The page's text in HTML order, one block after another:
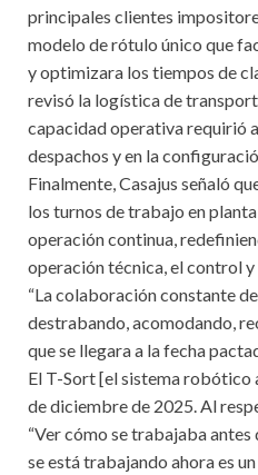
principales clientes
modelo de rótulo único que
y optimizara los tiempos de
revisó la logística de
capacidad operativa requirió
despachos y en la
Finalmente, Casajus señaló
los turnos de trabajo en
operación continua,
operación técnica, el control
“La colaboración constante
destrabando, acomodando,
que se llegara a la fecha
El T-Sort [el sistema robótico
de diciembre de 2025. Al
“Ver cómo se trabajaba
se está trabajando ahora es